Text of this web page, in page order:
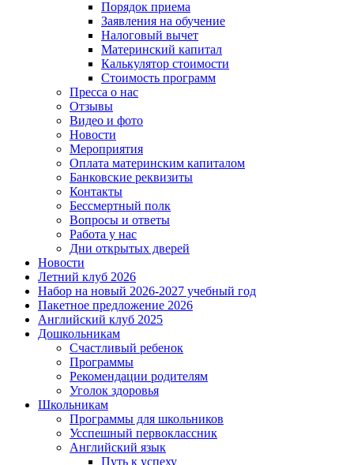
Порядок приема
Заявления на обучение
Налоговый вычет
Материнский капитал
Калькулятор стоимости
Стоимость программ
Пресса о нас
Отзывы
Видео и фото
Новости
Мероприятия
Оплата материнским капиталом
Банковские реквизиты
Контакты
Бессмертный полк
Вопросы и ответы
Работа у нас
Дни открытых дверей
Новости
Летний клуб 2026
Набор на новый 2026-2027 учебный год
Пакетное предложение 2026
Английский клуб 2025
Дошкольникам
Счастливый ребенок
Программы
Рекомендации родителям
Уголок здоровья
Школьникам
Программы для школьников
Усспешный первоклассник
Английский язык
Путь к успеху